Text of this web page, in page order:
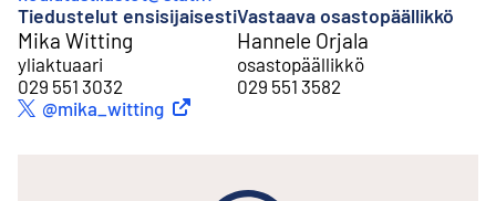
Tiedustelut ensisijaisesti
Mika Witting
yliaktuaari
029 551 3032
Ulkoinen linkkiTwitter
@mika_witting
Vastaava osastopäällikkö
Hannele Orjala
osastopäällikkö
029 551 3582